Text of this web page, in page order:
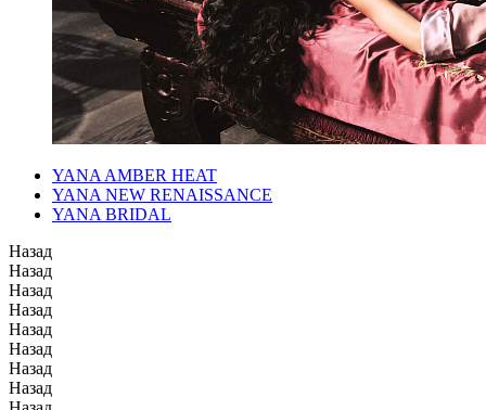
YANA AMBER HEAT
YANA NEW RENAISSANCE
YANA BRIDAL
Назад
Назад
Назад
Назад
Назад
Назад
Назад
Назад